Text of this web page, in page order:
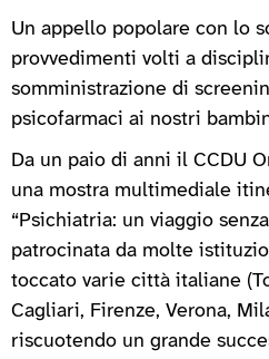
Un appello popolare con lo
provvedimenti volti a
somministrazione di
psicofarmaci ai nostri
Da un paio di anni il CCDU
una mostra multimediale
“Psichiatria: un viaggio
patrocinata da molte
toccato varie città italiane
Cagliari, Firenze, Verona,
riscuotendo un grande